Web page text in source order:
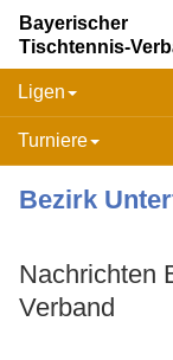
Bayerischer
Tischtennis-
Ligen
Turniere
Bezirk
Nachrichten
Verband